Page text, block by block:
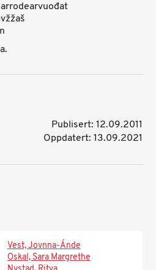
Publisert: 12.09.2011
Oppdatert: 13.09.2021
Vest, Jovnna-Ánde
Oskal, Sara Margrethe